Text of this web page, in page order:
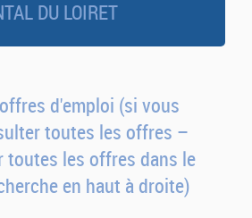
DU LOIRET
d'emploi (si vous
toutes les offres –
toutes les offres dans le
en haut à droite)